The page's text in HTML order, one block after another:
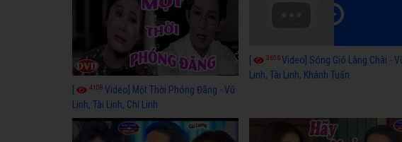
4108 Video] Một Thời Phóng Đãng - Vũ
Linh, Tài Linh, Chí Linh
[ 3656Video] Sóng Gió Làng Chài -
Linh, Tài Linh, Khánh Tuấn